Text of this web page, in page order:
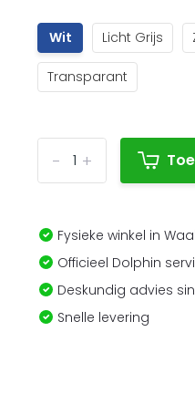
Wit Licht Grijs
Transparant
+
-
Fysieke winkel in
Officieel Dolphin
Deskundig advies
Snelle levering